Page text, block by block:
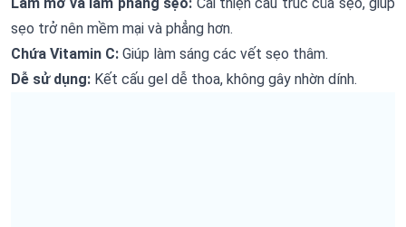
sẹo trở nên mềm mại và phẳng hơn.
Chứa Vitamin C: Giúp làm sáng các vết sẹo thâm.
Dễ sử dụng: Kết cấu gel dễ thoa, không gây nhờn dính.